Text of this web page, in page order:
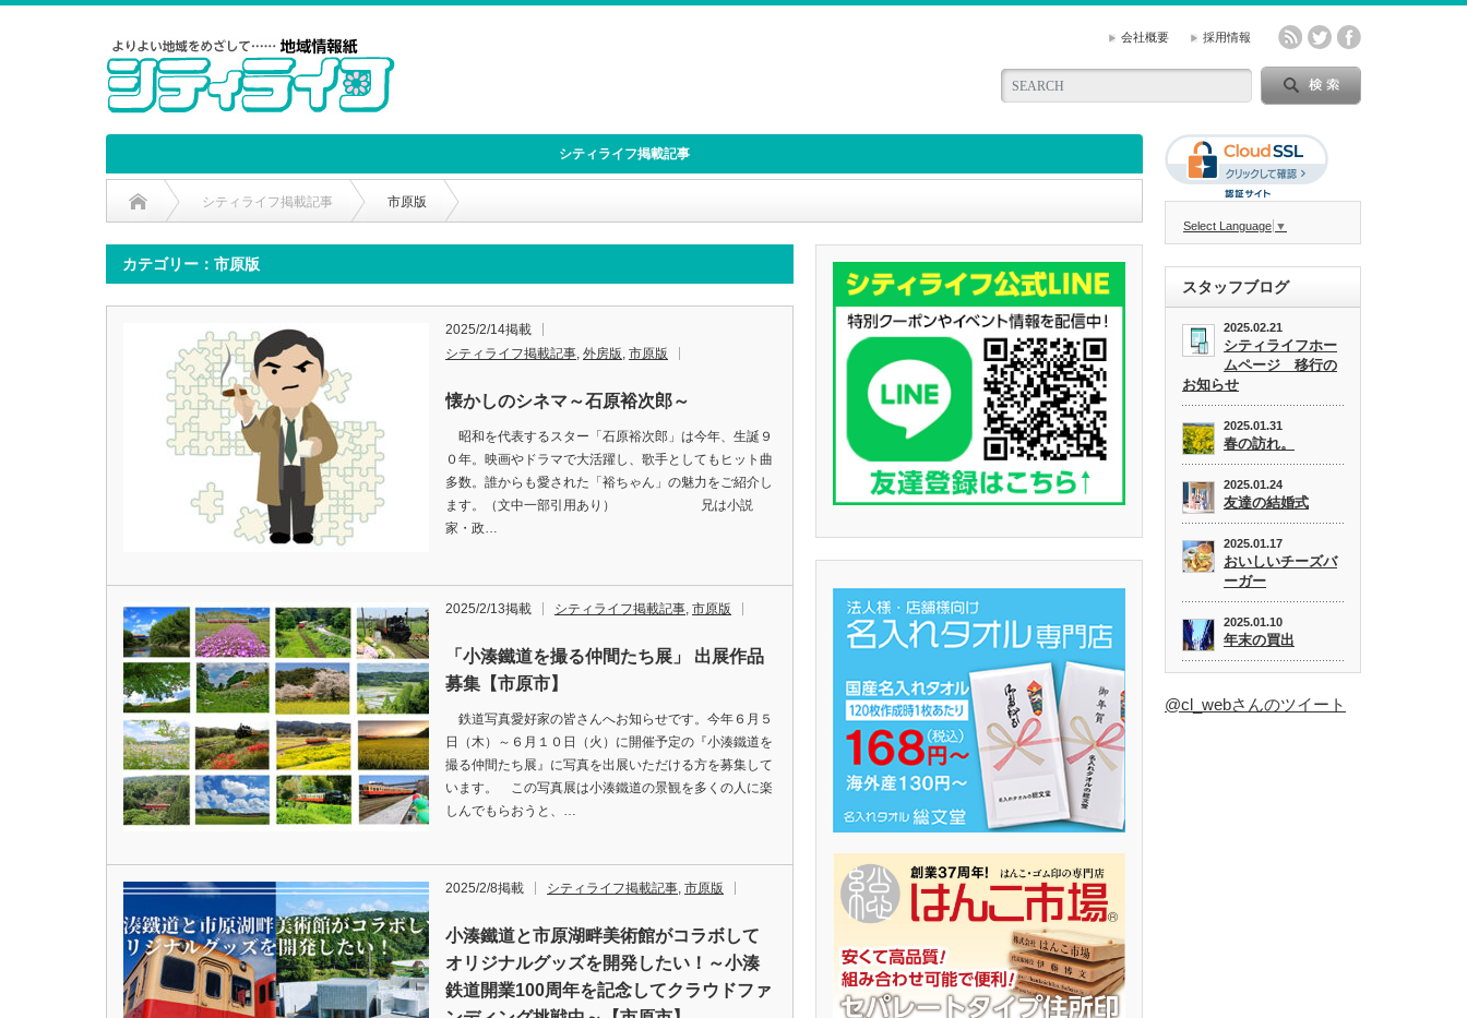
会社概要 採用情報
シティライフ掲載記事
シティライフ掲載記事 市原版
カテゴリー：市原版
2025/2/14掲載
シティライフ掲載記事, 外房版, 市原版
懐かしのシネマ～石原裕次郎～
昭和を代表するスター「石原裕次郎」は今年、生誕９
０年。映画やドラマで大活躍し、歌手としてもヒット曲
多数。誰からも愛された「裕ちゃん」の魅力をご紹介し
ます。（文中一部引用あり） 兄は小説
家・政…
2025/2/13掲載 シティライフ掲載記事, 市原版
「小湊鐵道を撮る仲間たち展」 出展作品
募集【市原市】
鉄道写真愛好家の皆さんへお知らせです。今年６月５
日（木）～６月１０日（火）に開催予定の『小湊鐵道を
撮る仲間たち展』に写真を出展いただける方を募集して
います。 この写真展は小湊鐵道の景観を多くの人に楽
しんでもらおうと、…
2025/2/8掲載 シティライフ掲載記事, 市原版
小湊鐵道と市原湖畔美術館がコラボして
オリジナルグッズを開発したい！～小湊
鉄道開業100周年を記念してクラウドファ
Select Language ▼
スタッフブログ
2025.02.21
シティライフホー
ムページ 移行の
お知らせ
2025.01.31
春の訪れ。
2025.01.24
友達の結婚式
2025.01.17
おいしいチーズバ
ーガー
2025.01.10
年末の買出
@cl_webさんのツイート